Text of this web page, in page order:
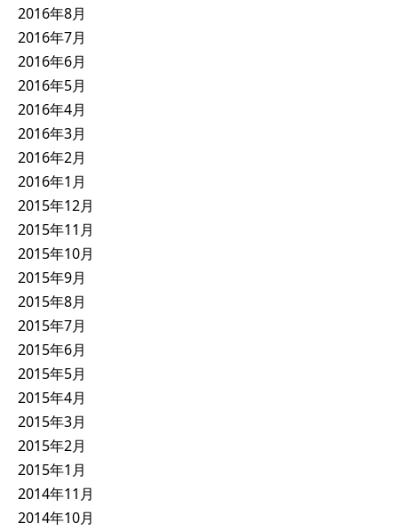
2016年8月
2016年7月
2016年6月
2016年5月
2016年4月
2016年3月
2016年2月
2016年1月
2015年12月
2015年11月
2015年10月
2015年9月
2015年8月
2015年7月
2015年6月
2015年5月
2015年4月
2015年3月
2015年2月
2015年1月
2014年11月
2014年10月